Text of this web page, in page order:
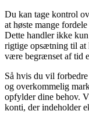
Du kan tage kontrol
at høste mange
Dette handler ikke
rigtige opsætning til at
være begrænset af tid
Så hvis du vil
og overkommelig
opfylder dine behov.
konti, der indeholder